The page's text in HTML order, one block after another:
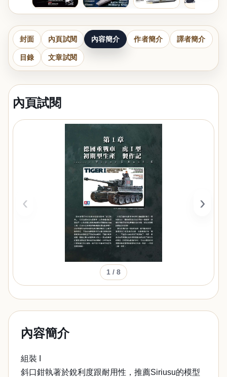
封面 內頁試閱 內容簡介 作者簡介 譯者簡介
目錄 文章試閱
內頁試閱
‹ ›
1 / 8
內容簡介
組裝 I
斜口鉗執著於銳利度跟耐用性，推薦Siriusu的模型